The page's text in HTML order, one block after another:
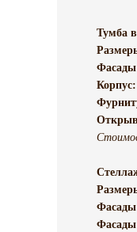
Тумба
Корпус: